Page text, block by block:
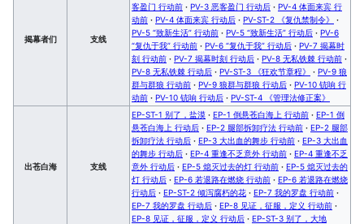
揭幕者们 支线
客盈门 行动前 · PV-3 恶客盈门 行动后 · PV-4 体面来宾 行
动前 · PV-4 体面来宾 行动后 · PV-ST-2 《复仇禁制令》
·
PV-5 “致新生活” 行动前 · PV-5 “致新生活” 行动后 · PV-6
“复仇于我” 行动前 · PV-6 “复仇于我” 行动后 · PV-7 揭幕时
刻 行动前 · PV-7 揭幕时刻 行动后 · PV-8 无私铁棘 行动前 ·
PV-8 无私铁棘 行动后 · PV-ST-3 《狂欢节章程》 · PV-9 狼
群与群狼 行动前 · PV-9 狼群与群狼 行动后 · PV-10 铳响 行
动前 · PV-10 铳响 行动后 · PV-ST-4 《管理法修正案》
出苍白海 支线
EP-ST-1 别了，盐漠 · EP-1 倒悬苍白海上 行动前 · EP-1 倒
悬苍白海上 行动后 · EP-2 腿部拆卸疗法 行动前 · EP-2 腿部
拆卸疗法 行动后 · EP-3 大出血的舞步 行动前 · EP-3 大出血
的舞步 行动后 · EP-4 重逢不乏意外 行动前 · EP-4 重逢不乏
意外 行动后 · EP-5 熄灭过去的灯 行动前 · EP-5 熄灭过去的
灯 行动后 · EP-6 若退路在燃烧 行动前 · EP-6 若退路在燃烧
行动后 · EP-ST-2 倾泻腐朽的花 · EP-7 我的罗盘 行动前 ·
EP-7 我的罗盘 行动后 · EP-8 见证，征服，定义 行动前 ·
EP-8 见证，征服，定义 行动后 · EP-ST-3 别了，大地